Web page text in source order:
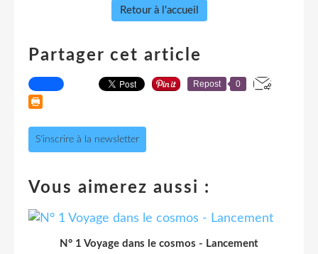
Retour à l'accueil
Partager cet article
Repost 0
S'inscrire à la newsletter
Vous aimerez aussi :
N° 1 Voyage dans le cosmos - Lancement